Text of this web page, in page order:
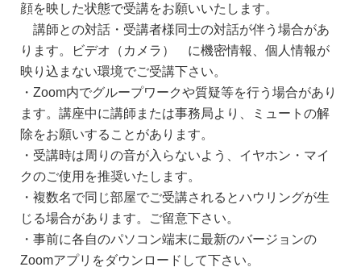
顔を映した状態で受講をお願いいたします。
講師との対話・受講者様同士の対話が伴う場合があ
ります。ビデオ（カメラ） に機密情報、個人情報が
映り込まない環境でご受講下さい。
・Zoom内でグループワークや質疑等を行う場合があり
ます。講座中に講師または事務局より、ミュートの解
除をお願いすることがあります。
・受講時は周りの音が入らないよう、イヤホン・マイ
クのご使用を推奨いたします。
・複数名で同じ部屋でご受講されるとハウリングが生
じる場合があります。ご留意下さい。
・事前に各自のパソコン端末に最新のバージョンの
Zoomアプリをダウンロードして下さい。